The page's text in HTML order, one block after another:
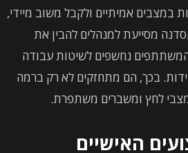
אמיתיים ולקבל משוב מיידי,
מסייעת למנהלים להבין את
נחשפים לשיטות עבודה
בכך, הם מתחזקים לא רק ברמה
לחץ ומשברים משתפרת.
האישיים